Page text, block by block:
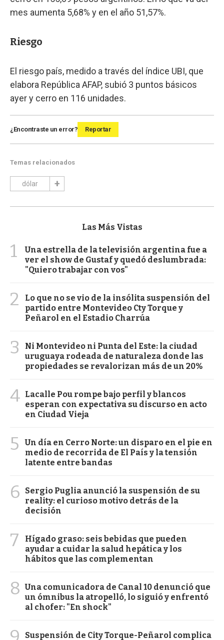
mes aumenta 5,68% y en el año 51,57%.
Riesgo
El riesgo país, medido a través del índice UBI, que
elabora República AFAP, subió 3 puntos básicos
ayer y cerro en 116 unidades.
¿Encontraste un error? Reportar
Temas relacionados
dólar
Las Más Vistas
1
Una estrella de la televisión argentina fue a
ver el show de Gustaf y quedó deslumbrada:
"Quiero trabajar con vos"
2
Lo que no se vio de la insólita suspensión del
partido entre Montevideo Cty Torque y
Peñarol en el Estadio Charrúa
3
Ni Montevideo ni Punta del Este: la ciudad
uruguaya rodeada de naturaleza donde las
propiedades se revalorizan más de un 20%
4 Lacalle Pou rompe bajo perfil y blancos
esperan con expectativa su discurso en acto
en Ciudad Vieja
5
Un día en Cerro Norte: un disparo en el pie en
medio de recorrida de El País y la tensión
latente entre bandas
6
Sergio Puglia anunció la suspensión de su
reality: el curioso motivo detrás de la
decisión
7
Hígado graso: seis bebidas que pueden
ayudar a cuidar la salud hepática y los
hábitos que las complementan
8 Una comunicadora de Canal 10 denunció que
un ómnibus la atropelló, lo siguió y enfrentó
al chofer: "En shock"
Suspensión de City Torque-Peñarol complica